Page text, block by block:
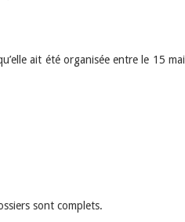
ait été organisée entre le 15 mai
sont complets.